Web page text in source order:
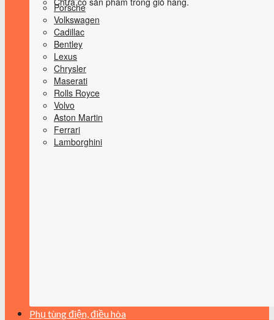
Porsche
Volkswagen
Cadillac
Bentley
Lexus
Chrysler
Maserati
Rolls Royce
Volvo
Aston Martin
Ferrari
Lamborghini
Phụ tùng điện, điều hòa